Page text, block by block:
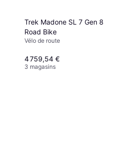
Trek Madone SL 7 Gen 8
Road Bike
Vélo de route
4 759,54 €
3 magasins